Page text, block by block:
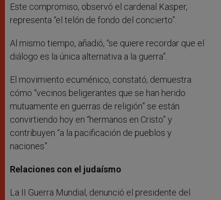
Este compromiso, observó el cardenal Kasper,
representa “el telón de fondo del concierto”.
Al mismo tiempo, añadió, “se quiere recordar que el
diálogo es la única alternativa a la guerra”.
El movimiento ecuménico, constató, demuestra
cómo “vecinos beligerantes que se han herido
mutuamente en guerras de religión” se están
convirtiendo hoy en “hermanos en Cristo” y
contribuyen “a la pacificación de pueblos y
naciones”.
Relaciones con el judaísmo
La II Guerra Mundial, denunció el presidente del